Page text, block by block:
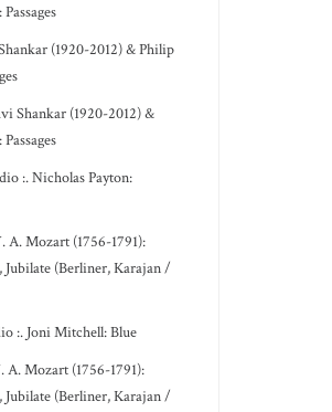
(1920-2012) & Philip
Shankar (1920-2012) &
:. Nicholas Payton:
A. Mozart (1756-1791):
Jubilate (Berliner, Karajan /
:. Joni Mitchell: Blue
A. Mozart (1756-1791):
Jubilate (Berliner, Karajan /